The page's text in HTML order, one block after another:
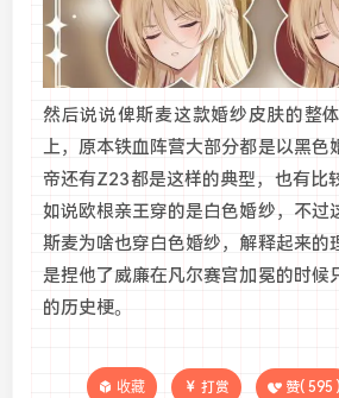
然后说说俾斯麦这款婚纱皮肤的整
上，原本铁血阵营大部分都是以黑色
帝还有Z23都是这样的典型，也有比
如说欧根亲王穿的是白色婚纱，不过
斯麦为啥也穿白色婚纱，解释起来的
是捏他了威廉在凡尔赛宫加冕的时候
的历史梗。
收藏 打赏 赞( 595 )